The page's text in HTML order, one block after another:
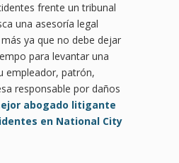
frente un tribunal
una asesoría legal
ya que no debe dejar
para levantar una
empleador, patrón,
responsable por daños
abogado litigante
en National City